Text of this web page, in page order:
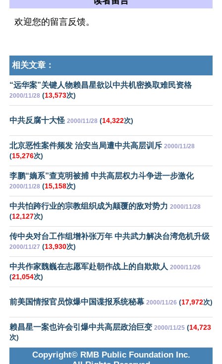
欢迎您的留言反馈。
相关文章：
“远华案”关键人物赖昌星欲以中共机密换取难民资格
2000/11/28 (13,573次)
中共反腐十大怪 2000/11/28 (14,322次)
北京恶性案件频发 治安当局遭中共高层训斥 2000/11/28
(15,276次)
李鹏“嫡系”查克明被捕 中共高层权力斗争进一步激化
2000/11/28 (15,158次)
中共怕跨行业的宗教组织成为颠覆的敌对势力 2000/11/28
(12,127次)
传中央对台工作组增补张万年 中共武力解决台湾危机升级
2000/11/27 (13,930次)
中共作家魏巍在志愿军赴朝作战上的自欺欺人 2000/11/26
(21,054次)
前美国情报官员惊爆中国谍报系统秘幕 2000/11/26 (17,972次)
赖昌星一案也许会引爆中共高层政治巨变 2000/11/25 (14,723
次)
Copyright© RMB Public Foundation Inc.